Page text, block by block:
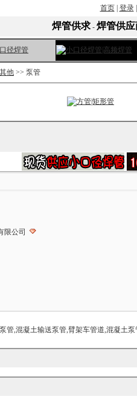
首页| 登录
焊管供求- 焊管供应
其他 >> 泵管
公司
管,混凝土输送泵管,臂架车管道,混凝土